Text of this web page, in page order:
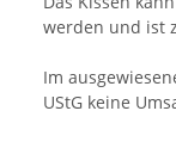
werden und ist
Im
UStG keine